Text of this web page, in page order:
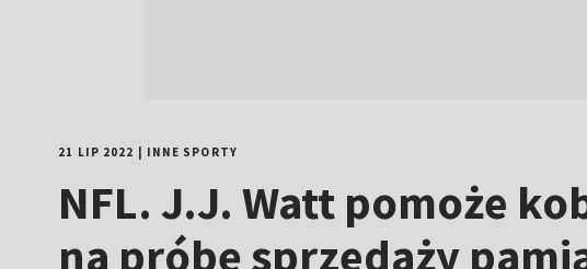
21 LIP 2022 INNE SPORTY
NFL. J.J. Watt pomoże
na próbę sprzedaży